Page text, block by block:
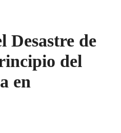
Desastre de
del
en